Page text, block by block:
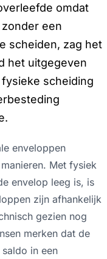
omdat
een
scheiden, zag het
het uitgegeven
scheiding
enveloppen
Met fysiek
envelop leeg is, is
zijn afhankelijk
gezien nog
merken dat de
in een